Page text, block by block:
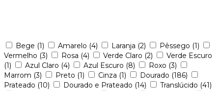
Bege (1) Amarelo (4) Laranja (2) Pêssego (1)
Vermelho (3) Rosa (4) Verde Claro (2)
Verde Escuro
(1)
Azul Claro (4) Azul Escuro (8) Roxo (3)
Marrom (3) Preto (1) Cinza (1) Dourado (186)
Prateado (10) Dourado e Prateado (14) Translúcido (41)